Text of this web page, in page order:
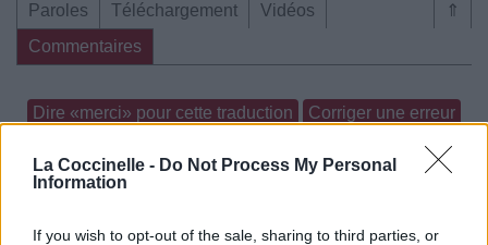
La Coccinelle - Do Not Process My Personal
Information
If you wish to opt-out of the sale, sharing to third parties, or
⇑
Paroles Téléchargement
Vidéos
Commentaires
Dire «merci» pour cette traduction Corriger une erreur